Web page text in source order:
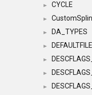
► CYCLE
►
► DA_TYPES
►
►
►
►